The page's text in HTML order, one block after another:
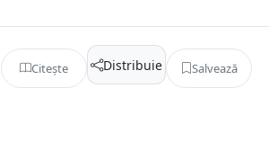
Citește Distribuie Salvează